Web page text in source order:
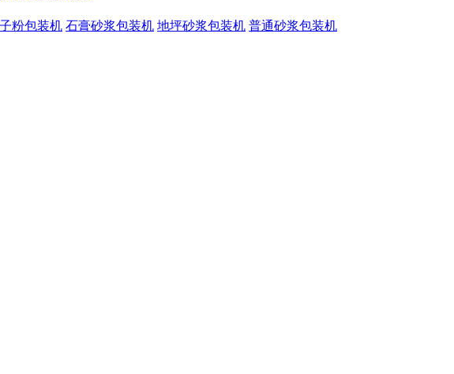
粉包装机 石膏砂浆包装机 地坪砂浆包装机 普通砂浆包装机